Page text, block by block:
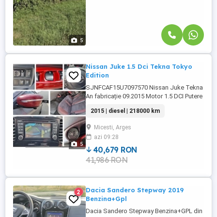
5
5
Nissan Juke 1.5 Dci Tekna Tokyo
Edition
SJNFCAF15U7097570 Nissan Juke Tekna
An fabricație 09.2015 Motor 1.5 DCI Putere
Romania Vopsea originală, fara accidente
și fără piese revopsite Nu necesita nici o
intervenție. Are schimbat Kit distribuție
+Pompa de apă+kit accesorii rolă și curea
originale Anvelope ...
2015 | diesel | 218000 km
Micesti, Arges
azi 09:28
40,679 RON
41,986 RON
2
Dacia Sandero Stepway 2019
Benzina+Gpl
Dacia Sandero Stepway Benzina+GPL din